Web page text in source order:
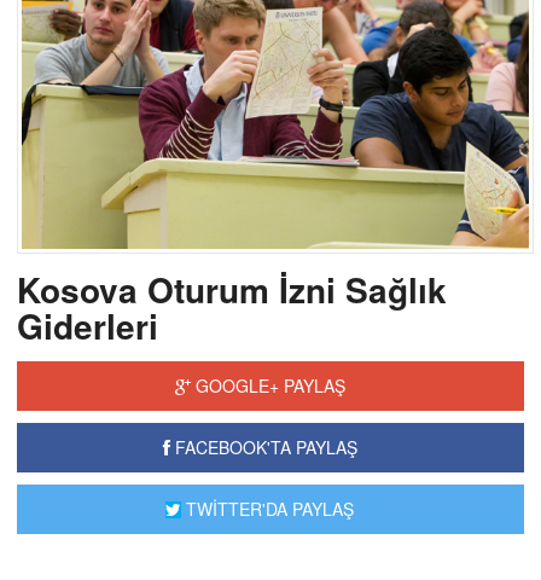
Kosova Oturum İzni Sağlık
Giderleri
GOOGLE+ PAYLAŞ
FACEBOOK'TA PAYLAŞ
TWİTTER'DA PAYLAŞ